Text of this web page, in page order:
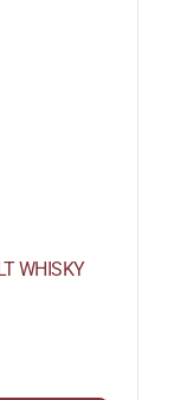
WHISKY